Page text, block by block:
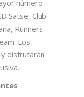
número
Satse, Club
Runners
Los
disfrutarán